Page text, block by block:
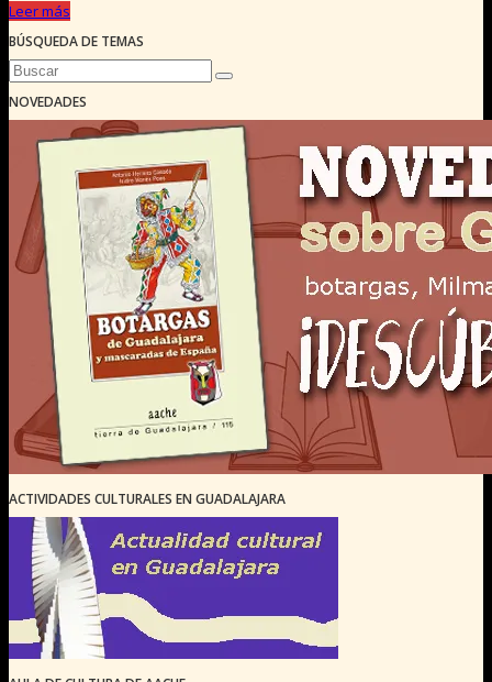
Leer más
BÚSQUEDA DE TEMAS
NOVEDADES
ACTIVIDADES CULTURALES EN GUADALAJARA